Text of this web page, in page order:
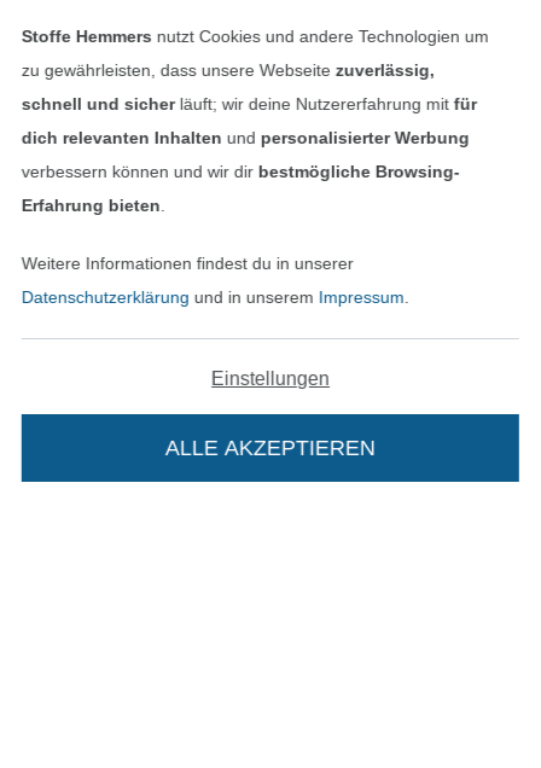
Impressum
Datenschutz
Kontakt
Bestellung widerrufen
Finde mehr Inspiration
Stoffe Hemmers nutzt Cookies und andere Technologien um
zu gewährleisten, dass unsere Webseite zuverlässig,
schnell und sicherläuft; wir deine Nutzererfahrung mitfür
dich relevanten Inhalten und personalisierter Werbung
verbessern können und wir dir bestmögliche Browsing-
Erfahrung bieten
Weitere Informationen findest du in unserer
Datenschutzerklärung und in unserem Impressum
Einstellungen
ALLE AKZEPTIEREN